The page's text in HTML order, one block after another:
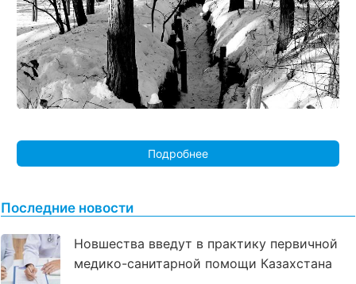
Подробнее
Последние новости
Новшества введут в практику первичной
медико-санитарной помощи Казахстана